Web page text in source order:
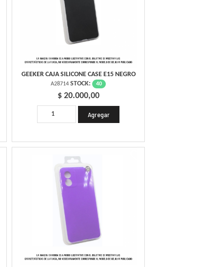
GEEKER CAJA SILICONE CASE E15 NEGRO
A28714STOCK: 40
$ 20.000,00